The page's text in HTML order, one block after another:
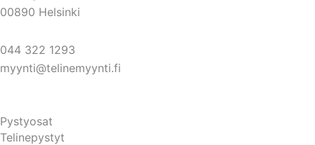
00890 Helsinki
044 322 1293
myynti@telinemyynti.fi
Pystyosat
Telinepystyt